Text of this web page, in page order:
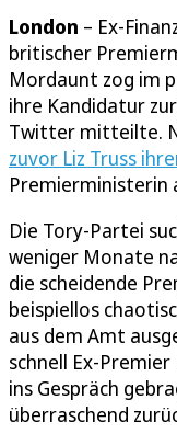
London – Ex-
britischer
Mordaunt zog im
ihre Kandidatur
Twitter mitteilte.
zuvor Liz Truss
Premierministerin
Die Tory-Partei
weniger Monate
die scheidende
beispiellos
aus dem Amt
schnell Ex-
ins Gespräch
überraschend